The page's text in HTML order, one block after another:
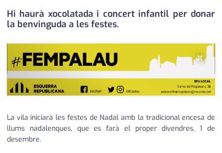
successos
editorial
Hi haurà xocolatada i concert infantil per donar
la benvinguda a les festes.
×
La vila iniciarà les festes de Nadal amb la tradicional encesa de
llums nadalenques, que es farà el proper divendres, 1 de
desembre.